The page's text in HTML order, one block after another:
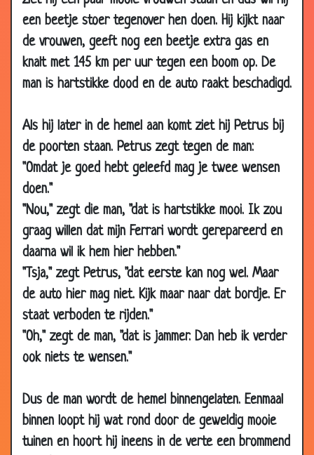
een beetje stoer tegenover hen doen. Hij kijkt naar
de vrouwen, geeft nog een beetje extra gas en
knalt met 145 km per uur tegen een boom op. De
man is hartstikke dood en de auto raakt beschadigd.
Als hij later in de hemel aan komt ziet hij Petrus bij
de poorten staan. Petrus zegt tegen de man:
"Omdat je goed hebt geleefd mag je twee wensen
doen."
"Nou," zegt die man, "dat is hartstikke mooi. Ik zou
graag willen dat mijn Ferrari wordt gerepareerd en
daarna wil ik hem hier hebben."
"Tsja," zegt Petrus, "dat eerste kan nog wel. Maar
de auto hier mag niet. Kijk maar naar dat bordje. Er
staat verboden te rijden."
"Oh," zegt de man, "dat is jammer. Dan heb ik verder
ook niets te wensen."
Dus de man wordt de hemel binnengelaten. Eenmaal
binnen loopt hij wat rond door de geweldig mooie
tuinen en hoort hij ineens in de verte een brommend
30 Dec
Lourdes doet alles!
14 Dec 2006 Leugens
10 Dec
Kerkgeld 3.02
28 Nov 2006 Jezus en Maria Magdelena
3.37
22 Nov 2006
Auto kopen
22 Nov 2006
De belastinginspecteur
3.93
17 Nov 2006
15 Nov 2006
Ladyshave
3.32
14 Nov 2006
Christelijk?
3.51
13 Oct 2006
03 Oct 2006
Hemel en hel
3.10
13 Sep 2006
Jezus
30 Aug
2006
Vier kardinalen 2.47
19 Aug 2006
Donker hier hè?
2.91
21 Jun 2006
Nonnensex
3.57
22 Apr 2006
Overstroming
3.10